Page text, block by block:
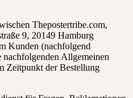
Thepostertribe.com,
9, 20149 Hamburg
Kunden (nachfolgend
nachfolgenden Allgemeinen
Zeitpunkt der Bestellung